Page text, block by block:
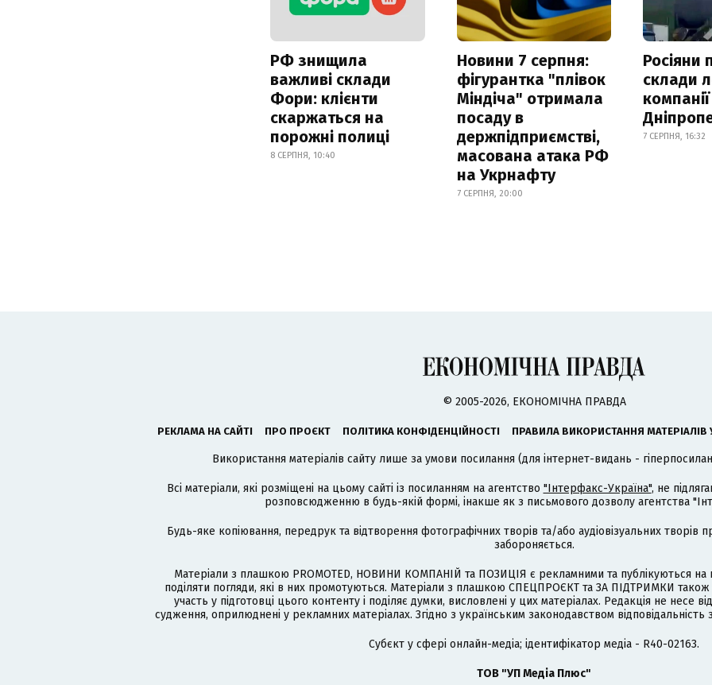
РФ знищила
важливі склади
Фори: клієнти
скаржаться на
порожні полиці
8 СЕРПНЯ, 10:40
Новини 7 серпня:
фігурантка "плівок
Міндіча" отримала
посаду в
держпідприємстві,
масована атака РФ
на Укрнафту
7 СЕРПНЯ, 20:00
Росіяни
склади
7 СЕРПНЯ, 16:32
© 2005-2026, ЕКОНОМІЧНА ПРАВДА
РЕКЛАМА НА САЙТІ ПРО ПРОЄКТ ПОЛІТИКА КОНФІДЕНЦІЙНОСТІ ПРАВИЛА ВИКОРИСТАННЯ МАТЕРІАЛІВ
Використання матеріалів сайту лише за умови посилання (для інтернет-видань -
Всі матеріали, які розміщені на цьому сайті із посиланням на агентство "Інтерфакс-Україна", не
розповсюдженню в будь-якій формі, інакше як з письмового дозволу агентства
Будь-яке копіювання, передрук та відтворення фотографічних творів та/або аудіовізуальних
забороняється.
Матеріали з плашкою PROMOTED, НОВИНИ КОМПАНІЙ та ПОЗИЦІЯ є рекламними та публікуються на
поділяти погляди, які в них промотуються. Матеріали з плашкою СПЕЦПРОЄКТ та ЗА ПІДТРИМКИ
участь у підготовці цього контенту і поділяє думки, висловлені у цих матеріалах. Редакція не несе
судження, оприлюднені у рекламних матеріалах. Згідно з українським законодавством
Cубєкт у сфері онлайн-медіа; ідентифікатор медіа - R40-02163.
ТОВ "УП Медіа Плюс"